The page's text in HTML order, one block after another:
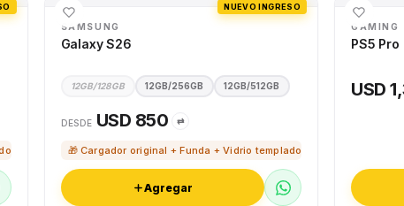
NUEVO INGRESO
SAMSUNG
Galaxy S26
12GB/128GB 12GB/256GB 12GB/512GB
DESDE USD 850 ⇄
🎁 Cargador original + Funda + Vidrio templado
Agregar
GAMING
PS5 Pro
USD